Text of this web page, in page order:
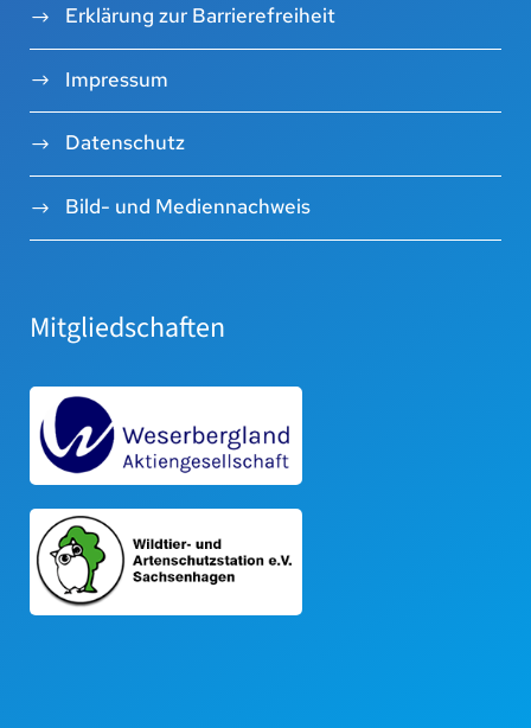
Erklärung zur Barrierefreiheit
Impressum
Datenschutz
Bild- und Mediennachweis
Mitgliedschaften